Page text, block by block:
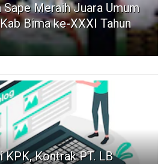
Sape Meraih Juara Umum
Bima ke-XXXI Tahun
KPK, Kontrak PT. LB